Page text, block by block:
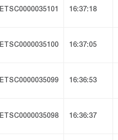
ETSC0000035101 16:37:18
ETSC0000035100 16:37:05
ETSC0000035099 16:36:53
ETSC0000035098 16:36:37